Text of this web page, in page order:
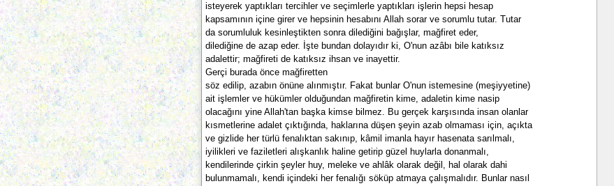
isteyerek yaptıkları tercihler ve seçimlerle yaptıkları işlerin hepsi hesap
kapsamının içine girer ve hepsinin hesabını Allah sorar ve sorumlu tutar. Tutar
da sorumluluk kesinleştikten sonra dilediğini bağışlar, mağfiret eder,
dilediğine de azap eder. İşte bundan dolayıdır ki, O'nun azâbı bile katıksız
adalettir; mağfireti de katıksız ihsan ve inayettir.
Gerçi burada önce mağfiretten
söz edilip, azabın önüne alınmıştır. Fakat bunlar O'nun istemesine (meşiyyetine)
ait işlemler ve hükümler olduğundan mağfiretin kime, adaletin kime nasip
olacağını yine Allah'tan başka kimse bilmez. Bu gerçek karşısında insan olanlar
kısmetlerine adalet çıktığında, haklarına düşen şeyin azab olmaması için, açıkta
ve gizlide her türlü fenalıktan sakınıp, kâmil imanla hayır hasenata sarılmalı,
iyilikleri ve faziletleri alışkanlık haline getirip güzel huylarla donanmalı,
kendilerinde çirkin şeyler huy, meleke ve ahlâk olarak değil, hal olarak dahi
bulunmamalı, kendi içindeki her fenalığı söküp atmaya çalışmalıdır. Bunlar nasıl